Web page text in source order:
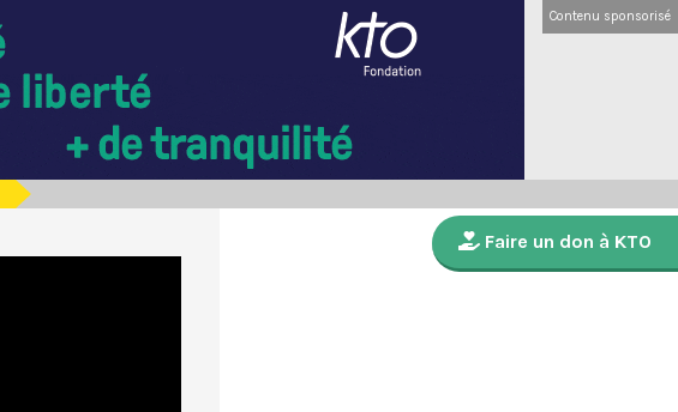
Contenu sponsorisé
Faire un don à KTO